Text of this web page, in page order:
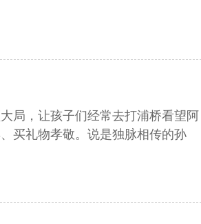
局，让孩子们经常去打浦桥看望阿
买礼物孝敬。说是独脉相传的孙